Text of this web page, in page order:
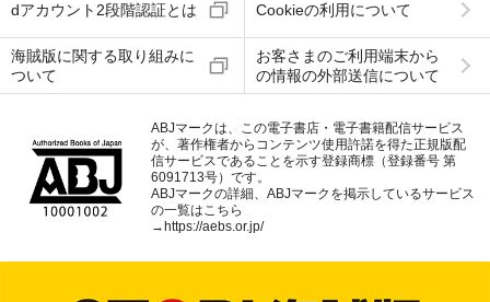
dアカウント2段階認証とは Cookieの利用について
海賊版に関する取り組みに
ついて
お客さまのご利用端末から
の情報の外部送信について
ABJマークは、この電子書店・電子書籍配信サービス
が、著作権者からコンテンツ使用許諾を得た正規版配
信サービスであることを示す登録商標（登録番号 第
6091713号）です。
ABJマークの詳細、ABJマークを掲示しているサービス
の一覧はこちら
→ https://aebs.or.jp/